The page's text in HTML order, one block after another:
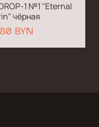
1 №1 "Eternal
чёрная
80 BYN